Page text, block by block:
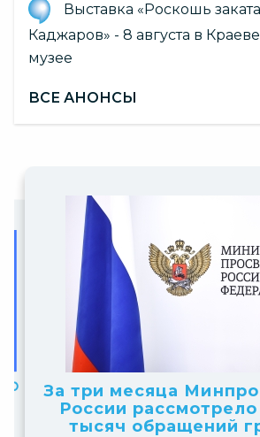
Выставка «Роскошь
Каджаров» - 8 августа в
музее
ВСЕ АНОНСЫ
10
За три месяца
России
тысяч обращений
10
получение статуса
НТО» 2026–2027